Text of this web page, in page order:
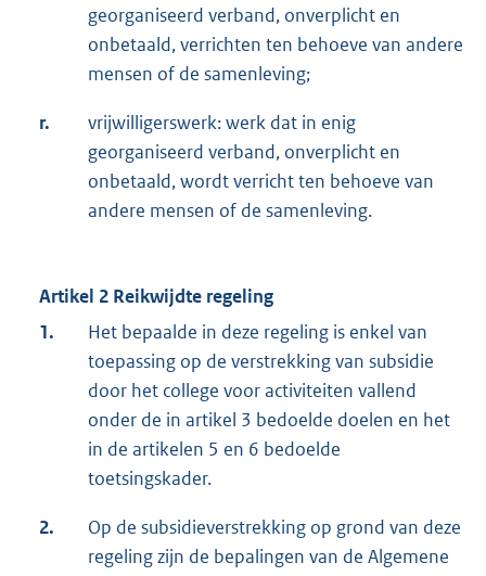
georganiseerd verband, onverplicht en
onbetaald, verrichten ten behoeve van andere
mensen of de samenleving;
r.
vrijwilligerswerk: werk dat in enig
georganiseerd verband, onverplicht en
onbetaald, wordt verricht ten behoeve van
andere mensen of de samenleving.
Artikel 2 Reikwijdte regeling
1.
Het bepaalde in deze regeling is enkel van
toepassing op de verstrekking van subsidie
door het college voor activiteiten vallend
onder de in artikel 3 bedoelde doelen en het
in de artikelen 5 en 6 bedoelde
toetsingskader.
2.
Op de subsidieverstrekking op grond van deze
regeling zijn de bepalingen van de Algemene